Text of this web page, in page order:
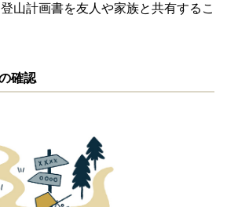
山計画書を友人や家族と共有するこ
確認